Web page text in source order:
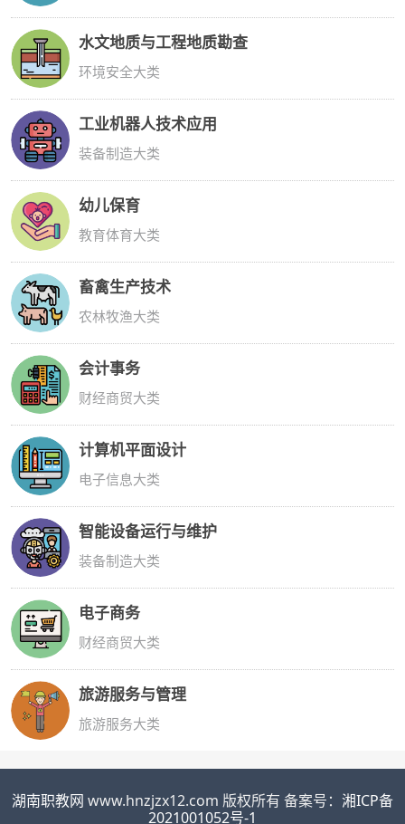
水文地质与工程地质勘查
环境安全大类
工业机器人技术应用
装备制造大类
幼儿保育
教育体育大类
畜禽生产技术
农林牧渔大类
会计事务
财经商贸大类
计算机平面设计
电子信息大类
智能设备运行与维护
装备制造大类
电子商务
财经商贸大类
旅游服务与管理
旅游服务大类
湖南职教网 www.hnzjzx12.com 版权所有 备案号： 湘ICP备
2021001052号-1